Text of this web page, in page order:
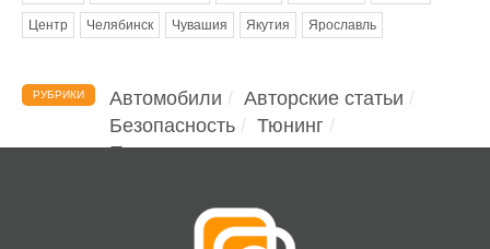
Центр Челябинск Чувашия Якутия Ярославль
РУБРИКИ Автомобили
Авторские статьи
Безопасность
Тюнинг
Помощь водителю